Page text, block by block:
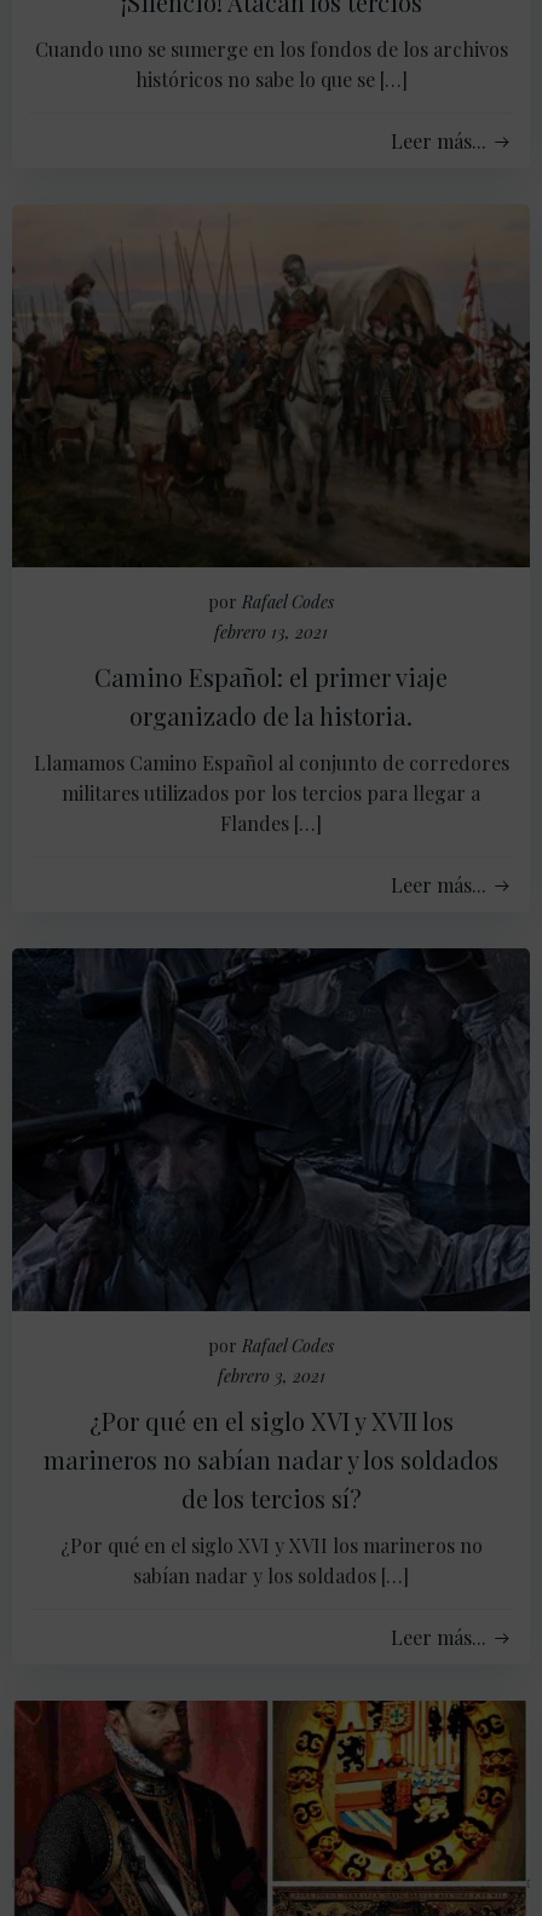
Cuando uno se sumerge en los fondos de los archivos
históricos no sabe lo que se […]
Leer más...
por Rafael Codes
febrero 13, 2021
Camino Español: el primer viaje
organizado de la historia.
Llamamos Camino Español al conjunto de corredores
militares utilizados por los tercios para llegar a
Flandes […]
Leer más...
por Rafael Codes
febrero 3, 2021
¿Por qué en el siglo XVI y XVII los
marineros no sabían nadar y los soldados
de los tercios sí?
¿Por qué en el siglo XVI y XVII los marineros no
sabían nadar y los soldados […]
Leer más...